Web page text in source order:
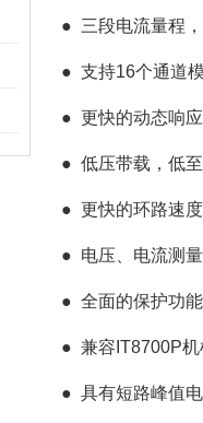
● 三段电流量程
● 支持16个通道
● 更快的动态响
● 低压带载，低
● 更快的环路速
● 电压、电流测
● 全面的保护功
● 兼容IT8700P
● 具有短路峰值